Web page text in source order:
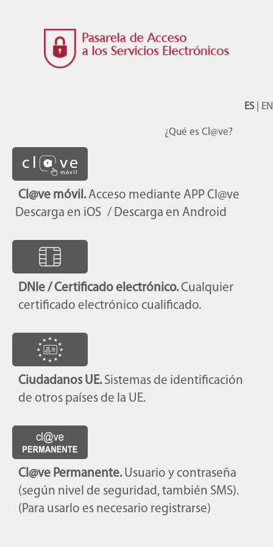
ES| EN
¿Qué es Cl@ve?
Cl@ve móvil.Acceso mediante APP Cl@ve
Descarga en iOS / Descarga en Android
DNIe / Certificado electrónico.Cualquier
certificado electrónico cualificado.
Ciudadanos UE. Sistemas de identificación
de otros países de la UE.
Cl@ve Permanente. Usuario y contraseña
(según nivel de seguridad, también SMS).
(Para usarlo es necesario registrarse)